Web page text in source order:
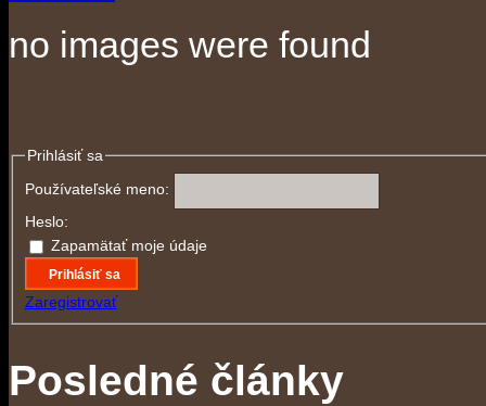
no images were found
Prihlásiť sa
Používateľské meno:
Heslo:
Zapamätať moje údaje
Prihlásiť sa
Zaregistrovať
Posledné články